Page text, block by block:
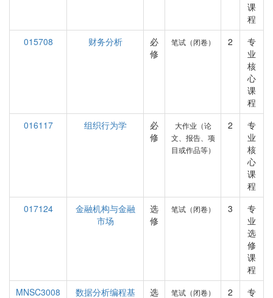
课
程
015708
财务分析
必
修
笔试（闭卷） 2
专
业
核
心
课
程
016117
组织行为学
必
修
大作业（论
文、报告、项
目或作品等）
2
专
业
核
心
课
程
017124
金融机构与金融
市场
选
修
笔试（闭卷） 3
专
业
选
修
课
程
MNSC3008
数据分析编程基 选 笔试（闭卷） 2 专